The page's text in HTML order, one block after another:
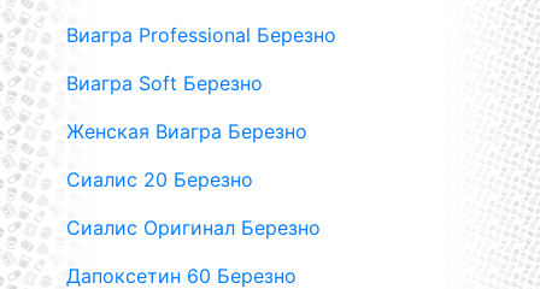
Виагра Professional Березно
Виагра Soft Березно
Женская Виагра Березно
Сиалис 20 Березно
Сиалис Оригинал Березно
Дапоксетин 60 Березно